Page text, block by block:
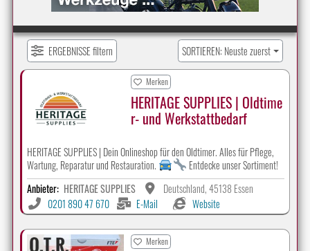
ERGEBNISSE filtern SORTIEREN: Neuste zuerst
Merken
HERITAGE SUPPLIES | Oldtime
r- und Werkstattbedarf
HERITAGE SUPPLIES | Dein Onlineshop für den Oldtimer. Alles für Pflege,
Wartung, Reparatur und Restauration.
Entdecke unser Sortiment!
Anbieter: HERITAGE SUPPLIES
Deutschland, 45138 Essen
0201 890 47 670
E-Mail Website
Merken